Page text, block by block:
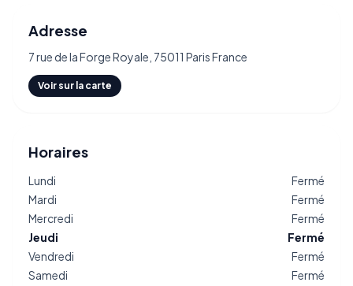
Adresse
7 rue de la Forge Royale, 75011 Paris France
Voir sur la carte
Horaires
Lundi
Fermé
Mardi
Fermé
Mercredi
Fermé
Jeudi
Fermé
Vendredi
Fermé
Samedi
Fermé